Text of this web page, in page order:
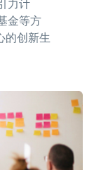
力计
金等方
的创新生